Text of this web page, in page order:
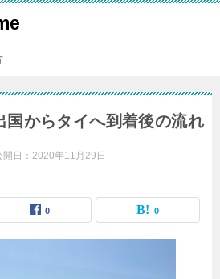
国からタイへ到着後の流れ
開日： 2020年11月29日
0 0